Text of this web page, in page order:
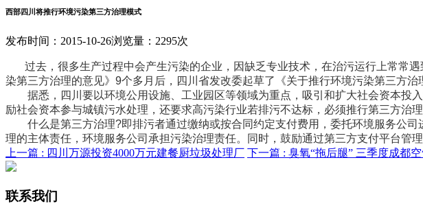
西部四川将推行环境污染第三方治理模式
发布时间：2015-10-26浏览量：2295次
过去，很多生产过程中会产生污染的企业，因缺乏专业技术，在治污运行上常常遇
染第三方治理的意见》9个多月后，四川省发改委起草了《关于推行环境污染第三方
据悉，四川要以环境公用设施、工业园区等领域为重点，吸引和扩大社会资本投
励社会资本参与城镇污水处理，还要求高污染行业若排污不达标，必须推行第三方治
什么是第三方治理?即排污者通过缴纳或按合同约定支付费用，委托环境服务公司
理的主体责任，环境服务公司承担污染治理责任。同时，鼓励通过第三方支付平台管
上一篇 : 四川万源投资4000万元建餐厨垃圾处理厂 下一篇 : 臭氧“拖后腿” 三季度成都
联系我们